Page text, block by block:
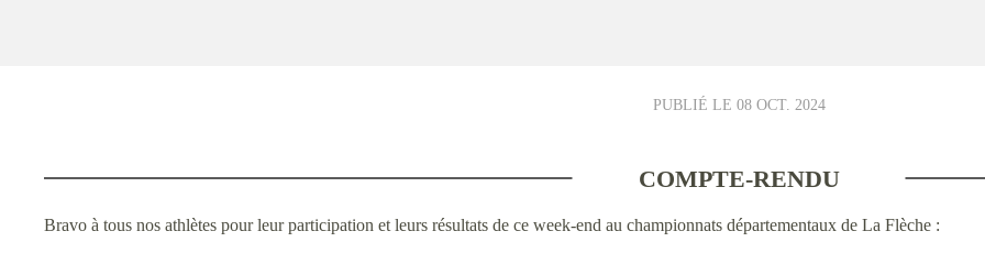
PUBLIÉ LE 08 OCT. 2024
COMPTE-RENDU
Bravo à tous nos athlètes pour leur participation et leurs résultats de ce week-end au championnats départementaux de La Flèche :